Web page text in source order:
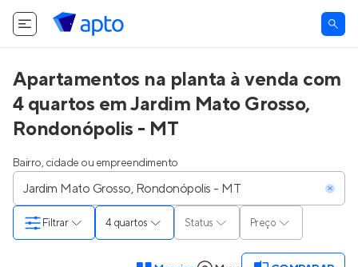
Apartamentos na planta à venda com
4 quartos em Jardim Mato Grosso,
Rondonópolis - MT
Bairro, cidade ou empreendimento
4 quartos Status Preço
Filtrar